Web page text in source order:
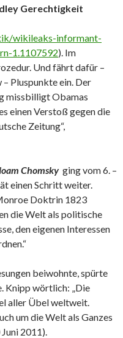
Gerechtigkeit
wikileaks-informant-
1.1107592). Im
Und fährt dafür –
– Pluspunkte ein. Der
missbilligt Obamas
einen Verstoß gegen die
Zeitung“,
Chomskyging vom 6. –
einen Schritt weiter.
Doktrin 1823
die Welt als politische
den eigenen Interessen
beiwohnte, spürte
Knipp wörtlich: „Die
aller Übel weltweit.
um die Welt als Ganzes
Juni 2011).